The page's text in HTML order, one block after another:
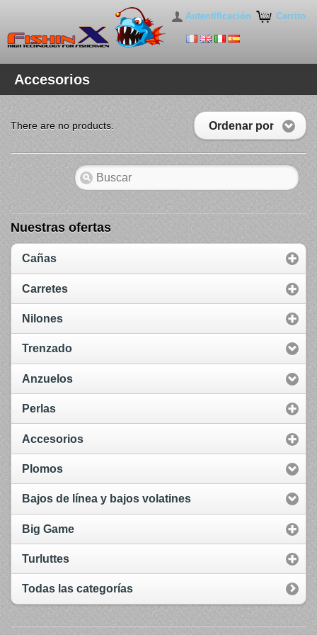
Carrito
Autentificación
Accesorios
Ordenar por
There are no products.
Nuestras ofertas
Cañas
Carretes
Nilones
Trenzado
Anzuelos
Perlas
Accesorios
Plomos
Bajos de línea y bajos volatines
Big Game
Turluttes
Todas las categorías